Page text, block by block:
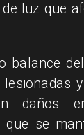
luz que
balance
daños
que se